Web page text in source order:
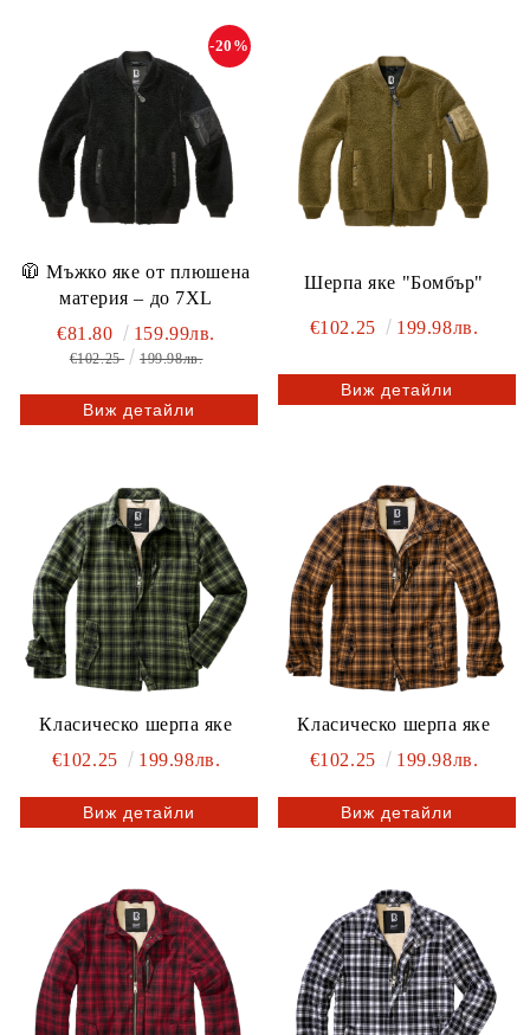
🧥 Мъжко яке от плюшена
материя – до 7XL
-20%
€81.80 159.99лв.
€102.25 199.98лв.
Виж детайли
Шерпа яке "Бомбър"
€102.25 199.98лв.
Виж детайли
Класическо шерпа яке
€102.25
199.98лв.
Виж детайли
Класическо шерпа яке
€102.25
199.98лв.
Виж детайли